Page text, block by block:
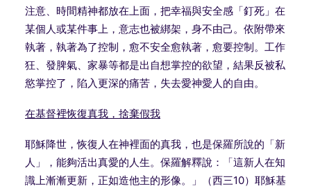
注意、時間精神都放在上面，把幸福與安全感「釘死」在
某個人或某件事上，意志也被綁架，身不由己。依附帶來
執著，執著為了控制，愈不安全愈執著，愈要控制。工作
狂、發脾氣、家暴等都是出自想掌控的欲望，結果反被私
慾掌控了，陷入更深的痛苦，失去愛神愛人的自由。
在基督裡恢復真我，捨棄假我
耶穌降世，恢復人在神裡面的真我，也是保羅所說的「新
人」，能夠活出真愛的人生。保羅解釋說：「這新人在知
識上漸漸更新，正如造他主的形像。」（西三10）耶穌基